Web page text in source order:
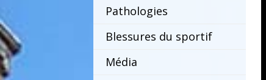
Pathologies
Blessures du sportif
Média